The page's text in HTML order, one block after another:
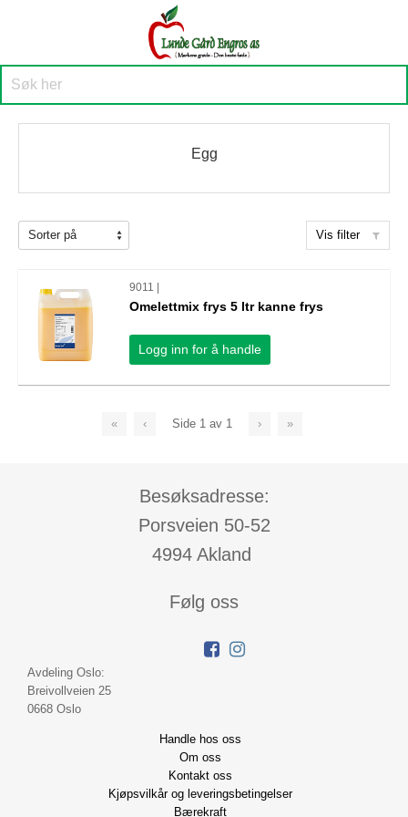
Egg
Vis filter
9011 |
Omelettmix frys 5 ltr kanne frys
Logg inn for å handle
« ‹ Side 1 av 1 › »
Besøksadresse:
Porsveien 50-52
4994 Akland
Følg oss
Avdeling Oslo:
Breivollveien 25
0668 Oslo
Handle hos oss
Om oss
Kontakt oss
Kjøpsvilkår og leveringsbetingelser
Bærekraft